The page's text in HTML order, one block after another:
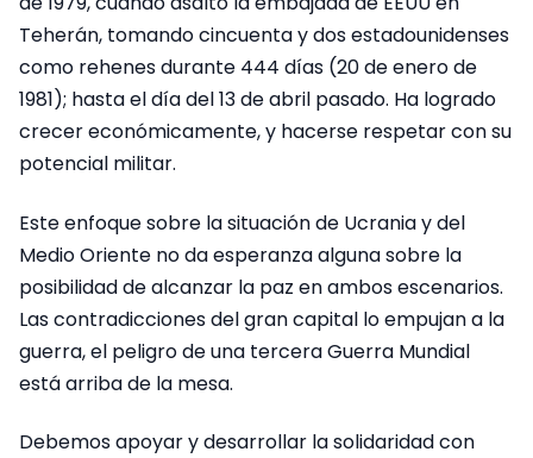
Teherán, tomando cincuenta y dos estadounidenses
como rehenes durante 444 días (20 de enero de
1981); hasta el día del 13 de abril pasado. Ha logrado
crecer económicamente, y hacerse respetar con su
potencial militar.
Este enfoque sobre la situación de Ucrania y del
Medio Oriente no da esperanza alguna sobre la
posibilidad de alcanzar la paz en ambos escenarios.
Las contradicciones del gran capital lo empujan a la
guerra, el peligro de una tercera Guerra Mundial
está arriba de la mesa.
Debemos apoyar y desarrollar la solidaridad con